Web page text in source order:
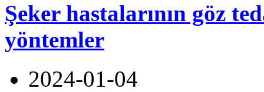
Şeker hastalarının göz
yöntemler
2024-01-04